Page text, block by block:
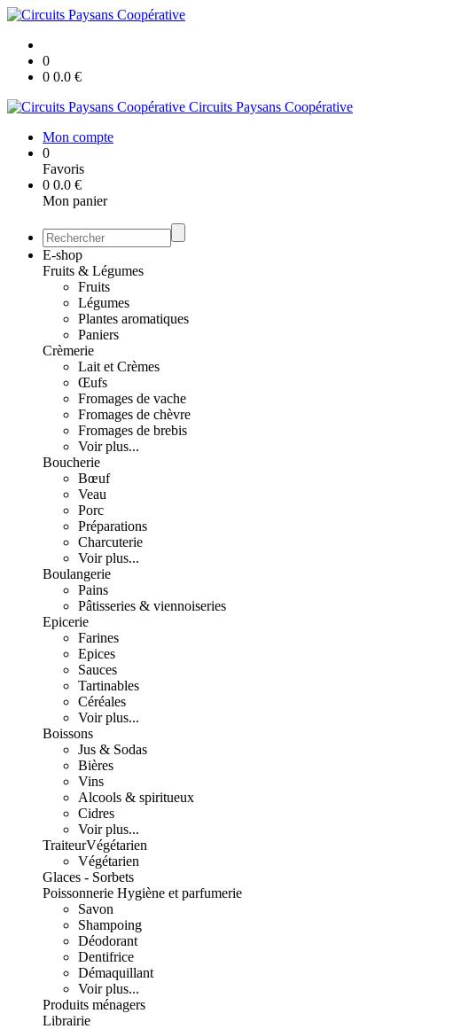
0
0 0.0 €
Circuits Paysans Coopérative
Mon compte
0
Favoris
0 0.0 €
Mon panier
E-shop
Fruits & Légumes
Fruits
Légumes
Plantes aromatiques
Paniers
Crèmerie
Lait et Crèmes
Œufs
Fromages de vache
Fromages de chèvre
Fromages de brebis
Voir plus...
Boucherie
Bœuf
Veau
Porc
Préparations
Charcuterie
Voir plus...
Boulangerie
Pains
Pâtisseries & viennoiseries
Epicerie
Farines
Epices
Sauces
Tartinables
Céréales
Voir plus...
Boissons
Jus & Sodas
Bières
Vins
Alcools & spiritueux
Cidres
Voir plus...
TraiteurVégétarien
Végétarien
Glaces - Sorbets
Poissonnerie Hygiène et parfumerie
Savon
Shampoing
Déodorant
Dentifrice
Démaquillant
Voir plus...
Produits ménagers
Librairie